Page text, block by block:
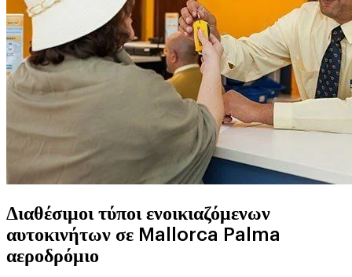
Διαθέσιμοι τύποι ενοικιαζόμενων
αυτοκινήτων σε Mallorca Palma
αεροδρόμιο